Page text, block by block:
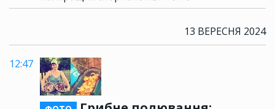
13 ВЕРЕСНЯ 2024
12:47